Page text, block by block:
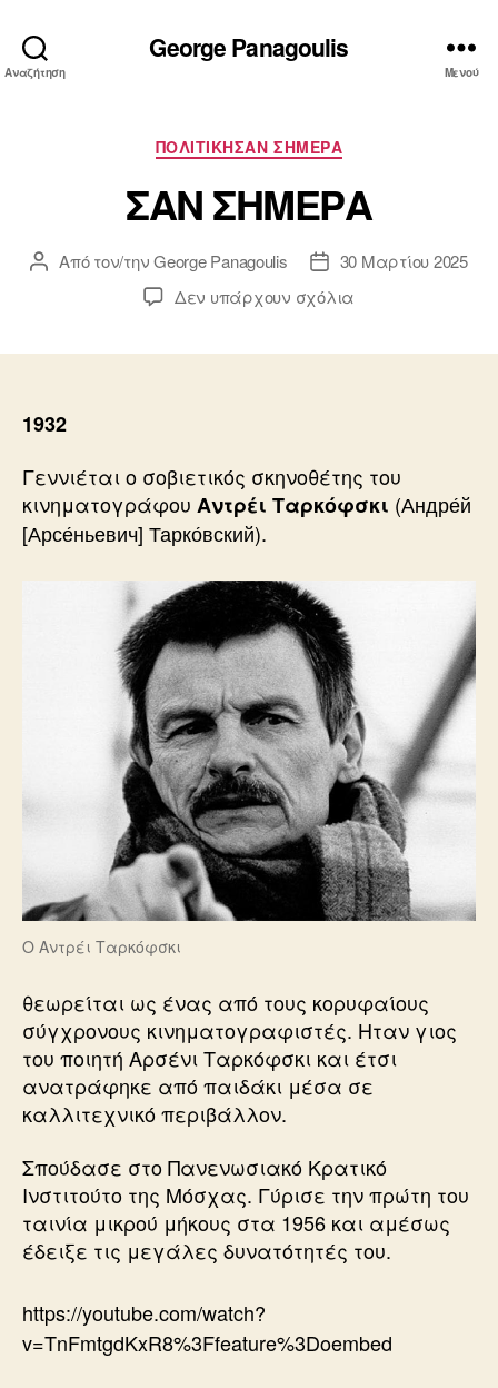
Αναζήτηση
George Panagoulis
Μενού
Κατηγορίες
ΠΟΛΙΤΙΚΗΣΑΝ ΣΗΜΕΡΑ
ΣΑΝ ΣΗΜΕΡΑ
Συντάκτης
Από τον/τηνGeorge Panagoulis
Ημ.
δημοσίευσης
30 Μαρτίου 2025
Δεν υπάρχουν σχόλια
1932
Γεννιέται ο σοβιετικός σκηνοθέτης του
κινηματογράφου Αντρέι Ταρκόφσκι (Андре́й
[Арсе́ньевич] Тарко́вский).
Ο Αντρέι Ταρκόφσκι
θεωρείται ως ένας από τους κορυφαίους
σύγχρονους κινηματογραφιστές. Ηταν γιος
του ποιητή Αρσένι Ταρκόφσκι και έτσι
ανατράφηκε από παιδάκι μέσα σε
καλλιτεχνικό περιβάλλον.
Σπούδασε στο Πανενωσιακό Κρατικό
Ινστιτούτο της Μόσχας. Γύρισε την πρώτη του
ταινία μικρού μήκους στα 1956 και αμέσως
έδειξε τις μεγάλες δυνατότητές του.
https://youtube.com/watch?
v=TnFmtgdKxR8%3Ffeature%3Doembed